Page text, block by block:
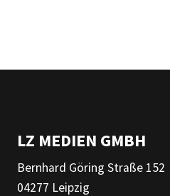
LZ MEDIEN GMBH
Bernhard Göring Straße 152
04277 Leipzig